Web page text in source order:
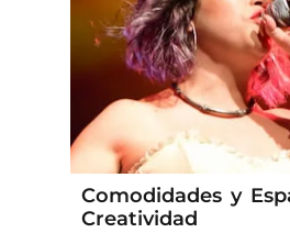
Comodidades y
Creatividad